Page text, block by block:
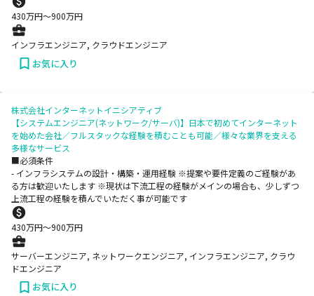
430万円〜900万円
インフラエンジニア, クラウドエンジニア
お気に入り
株式会社インターネットイニシアティブ
【システムエンジニア(ネットワーク/サーバ)】日本で初めてインターネット
を始めた会社／フルスタックな経験を積むことも可能／様々な業界を支える
多様なサービス
■必須条件
- インフラシステムの設計・構築・運用経験 ※提案や要件定義のご経験があ
る方は歓迎いたします ※現状は下流工程の経験がメインの場合も、少しずつ
上流工程の経験を積んでいただく事が可能です
430万円〜900万円
サーバーエンジニア, ネットワークエンジニア, インフラエンジニア, クラウ
ドエンジニア
お気に入り